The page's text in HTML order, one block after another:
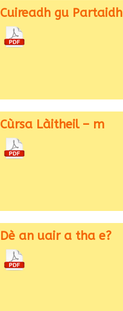
Cuireadh gu Partaidh
Cùrsa Làitheil – m
Dè an uair a tha e?